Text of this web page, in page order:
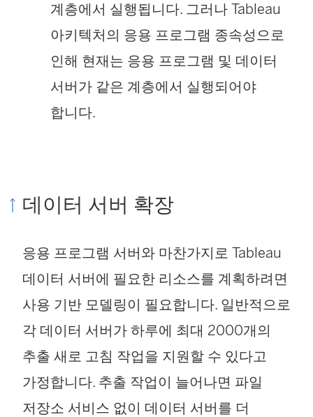
계층에서 실행됩니다. 그러나 Tableau
아키텍처의 응용 프로그램 종속성으로
인해 현재는 응용 프로그램 및 데이터
서버가 같은 계층에서 실행되어야
합니다.
데이터 서버 확장
응용 프로그램 서버와 마찬가지로 Tableau
데이터 서버에 필요한 리소스를 계획하려면
사용 기반 모델링이 필요합니다. 일반적으로
각 데이터 서버가 하루에 최대 2000개의
추출 새로 고침 작업을 지원할 수 있다고
가정합니다. 추출 작업이 늘어나면 파일
저장소 서비스 없이 데이터 서버를 더